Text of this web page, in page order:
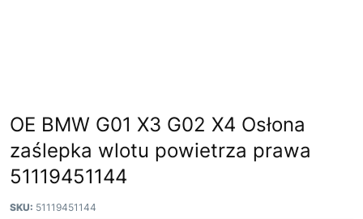
OE BMW G01 X3 G02 X4 Osłona
zaślepka wlotu powietrza prawa
51119451144
SKU: 51119451144